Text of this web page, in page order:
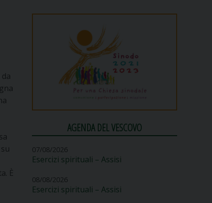
È
AGENDA DEL VESCOVO
07/08/2026
Esercizi spirituali – Assisi
08/08/2026
Esercizi spirituali – Assisi